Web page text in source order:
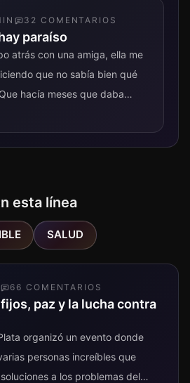
32 COMENTARIO S
paraíso
atrás con una amiga, ella me
que no sabía bien qué
hacía meses que daba
esta línea
SALUD
66 COMENTARIO S
paz y la lucha contra
organizó un evento donde
personas increíbles que
a los problemas del